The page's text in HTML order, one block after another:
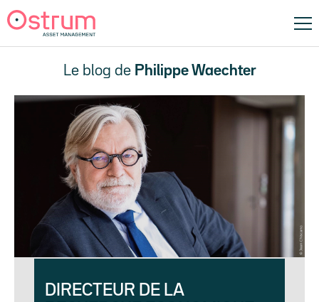
Le blog de Philippe Waechter
DIRECTEUR DE LA